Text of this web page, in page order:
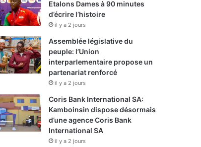
Etalons Dames à 90 minutes
d’écrire l’histoire
il y a 2 jours
Assemblée législative du
peuple: l’Union
interparlementaire propose un
partenariat renforcé
il y a 2 jours
Coris Bank International SA:
Kamboinsin dispose désormais
d’une agence Coris Bank
International SA
il y a 2 jours